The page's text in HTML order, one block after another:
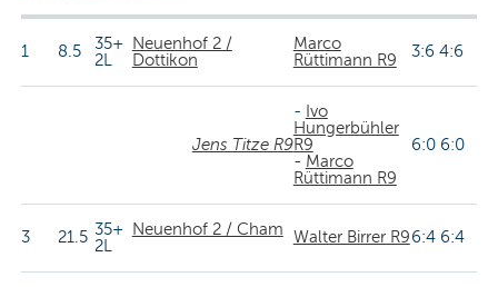
1 8.5
35+
2L
Neuenhof 2 /
Dottikon
Marco
Rüttimann R9
3:6 4:6
Jens Titze R9
- Ivo
Hungerbühler
R9
- Marco
Rüttimann R9
6:0 6:0
3 21.5 35+
2L
Neuenhof 2 / Cham Walter Birrer R96:4 6:4